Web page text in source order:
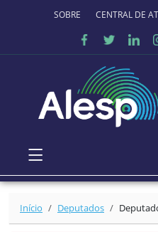
Ir para o conteúdo
SOBRE O PORTALCENTRAL DE
Início Deputados